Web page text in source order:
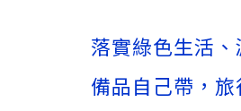
落實綠色生活
備品自己帶，